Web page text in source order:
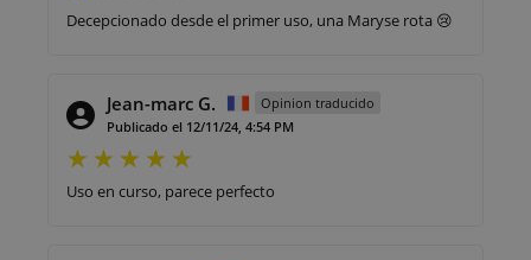
Decepcionado desde el primer uso, una Maryse rota 😢
Jean-marc G.
Opinion traducido
Publicado el 12/11/24, 4:54 PM
Uso en curso, parece perfecto